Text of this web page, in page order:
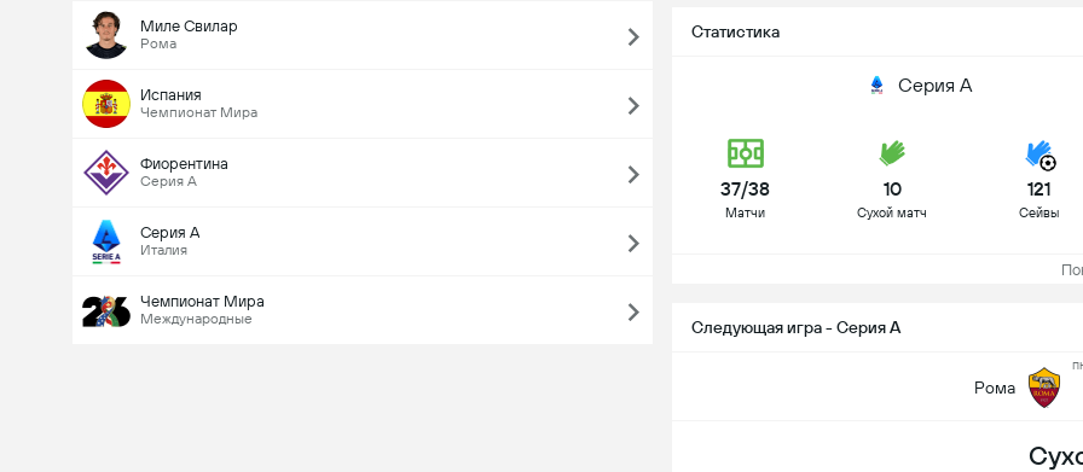
Миле Свилар
Рома
Испания
Чемпионат Мира
Фиорентина
Серия А
Серия А
Италия
Чемпионат Мира
Международные
Статистика
Серия А
37/38
Матчи
10
Сухой матч
121
Сейвы
Следующая игра - Серия А
Рома